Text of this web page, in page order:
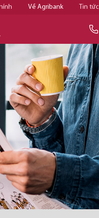
Về Agribank Tin tức